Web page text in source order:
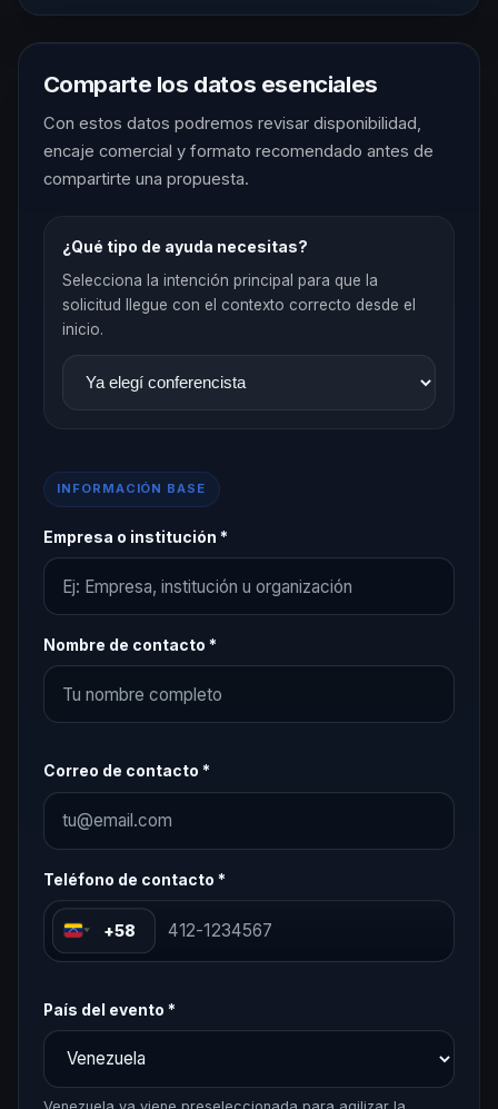
Comparte los datos esenciales
Con estos datos podremos revisar disponibilidad,
encaje comercial y formato recomendado antes de
compartirte una propuesta.
¿Qué tipo de ayuda necesitas?
Selecciona la intención principal para que la
solicitud llegue con el contexto correcto desde el
inicio.
INFORMACIÓN BASE
Empresa o institución *
Nombre de contacto *
Correo de contacto *
Teléfono de contacto *
+58
País del evento *